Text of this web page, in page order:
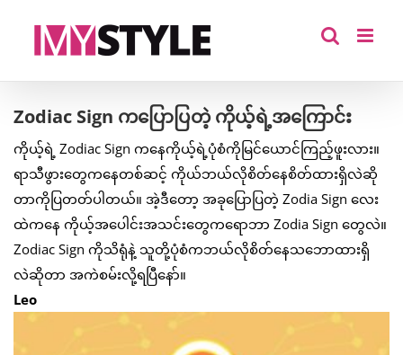
Zodiac Sign ကပြောပြတဲ့ ကိုယ့်ရဲ့အကြောင်း
ကိုယ့်ရဲ့ Zodiac Sign ကနေကိုယ့်ရဲ့ပုံစံကိုမြင်ယောင်ကြည့်ဖူးလား။
ရာသီဖွားတွေကနေတစ်ဆင့် ကိုယ်ဘယ်လိုစိတ်နေစိတ်ထားရှိလဲဆို
တာကိုပြတတ်ပါတယ်။ အဲ့ဒီတော့ အခုပြောပြတဲ့ Zodia Sign လေး
ထဲကနေ ကိုယ့်အပေါင်းအသင်းတွေကရောဘာ Zodia Sign တွေလဲ။
Zodiac Sign ကိုသိရုံနဲ့ သူတို့ပုံစံကဘယ်လိုစိတ်နေသဘောထားရှိ
လဲဆိုတာ အကဲစမ်းလို့ရပြီနော်။
Leo